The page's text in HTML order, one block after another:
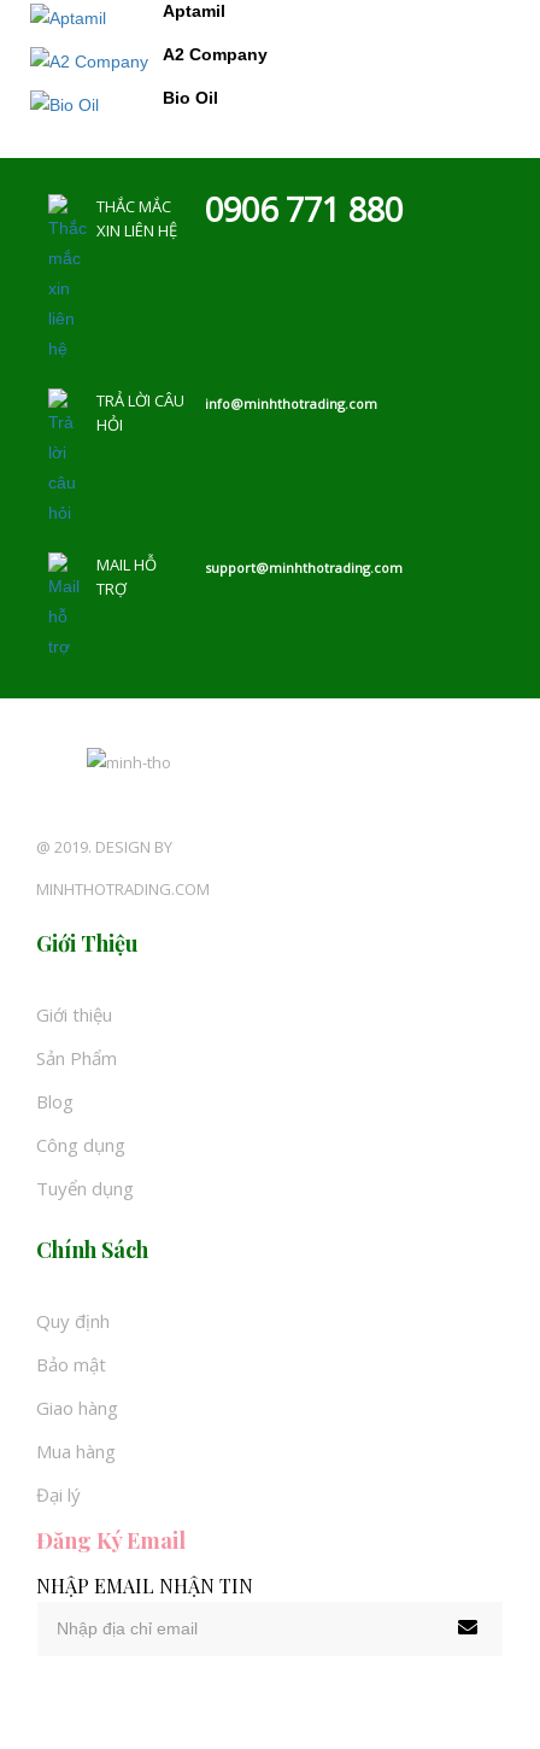
Aptamil
A2 Company
Bio Oil
THẮC MẮC
XIN LIÊN HỆ
0906 771 880
TRẢ LỜI CÂU
HỎI
info@minhthotrading.com
MAIL HỖ
TRỢ
support@minhthotrading.com
@ 2019. DESIGN BY
MINHTHOTRADING.COM
Giới Thiệu
Giới thiệu
Sản Phẩm
Blog
Công dụng
Tuyển dụng
Chính Sách
Quy định
Bảo mật
Giao hàng
Mua hàng
Đại lý
Đăng Ký Email
NHẬP EMAIL NHẬN TIN